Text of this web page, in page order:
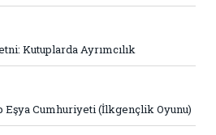
Kutuplarda Ayrımcılık
Eşya Cumhuriyeti (İlkgençlik Oyunu)